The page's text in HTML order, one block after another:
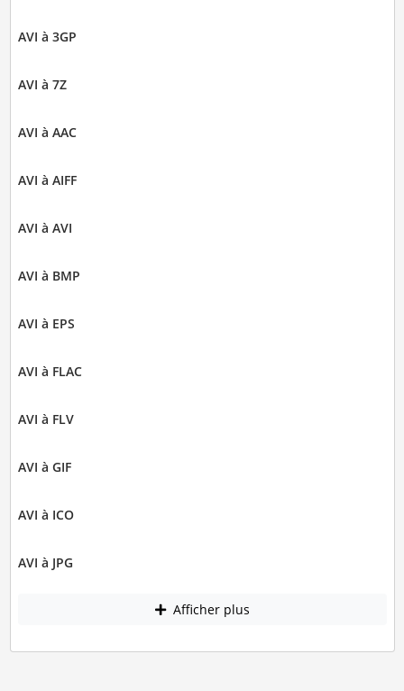
AVI à 3GP
AVI à 7Z
AVI à AAC
AVI à AIFF
AVI à AVI
AVI à BMP
AVI à EPS
AVI à FLAC
AVI à FLV
AVI à GIF
AVI à ICO
AVI à JPG
Afficher plus